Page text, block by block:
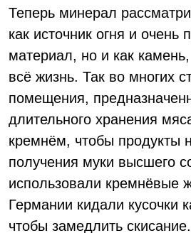
Теперь минерал
как источник огня и очень
материал, но и как
всё жизнь. Так во многих
помещения,
длительного хранения
кремнём, чтобы продукты
получения муки высшего
использовали кремнёвые
Германии кидали кусочки
чтобы замедлить скисание.